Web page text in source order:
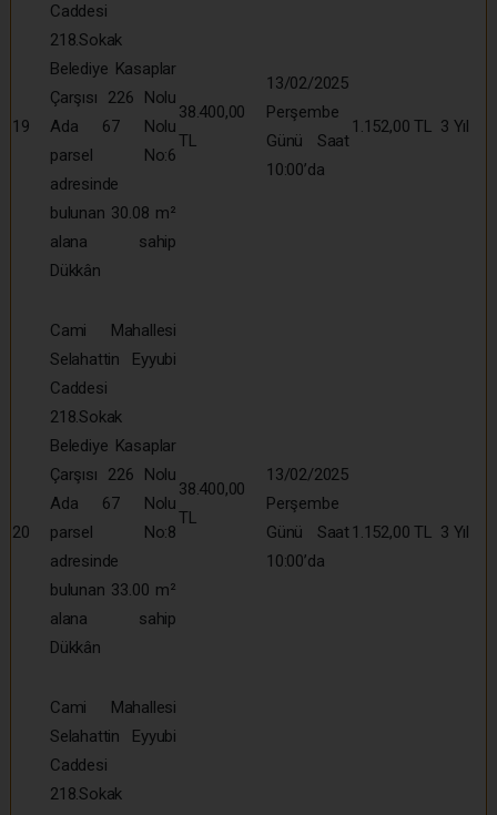
19
Caddesi
218.Sokak
Belediye Kasaplar
Çarşısı 226 Nolu
Ada 67 Nolu
parsel No:6
adresinde
bulunan 30.08 m²
alana sahip
Dükkân
38.400,00
TL
13/02/2025
Perşembe
Günü Saat
10:00’da
1.152,00 TL 3 Yıl
20
Cami Mahallesi
Selahattin Eyyubi
Caddesi
218.Sokak
Belediye Kasaplar
Çarşısı 226 Nolu
Ada 67 Nolu
parsel No:8
adresinde
bulunan 33.00 m²
alana sahip
Dükkân
38.400,00
TL
13/02/2025
Perşembe
Günü Saat
10:00’da
1.152,00 TL 3 Yıl
Cami Mahallesi
Selahattin Eyyubi
Caddesi
218.Sokak